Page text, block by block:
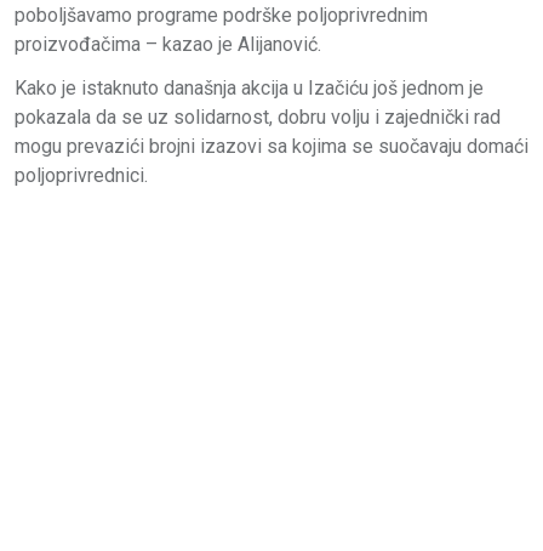
poboljšavamo programe podrške poljoprivrednim
proizvođačima – kazao je Alijanović.
Kako je istaknuto današnja akcija u Izačiću još jednom je
pokazala da se uz solidarnost, dobru volju i zajednički rad
mogu prevazići brojni izazovi sa kojima se suočavaju domaći
poljoprivrednici.